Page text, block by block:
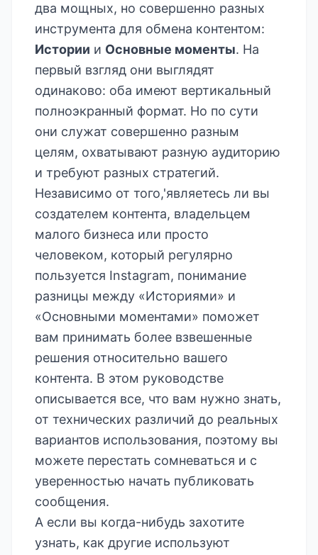
два мощных, но совершенно разных
инструмента для обмена контентом:
Истории и Основные моменты. На
первый взгляд они выглядят
одинаково: оба имеют вертикальный
полноэкранный формат. Но по сути
они служат совершенно разным
целям, охватывают разную аудиторию
и требуют разных стратегий.
Независимо от того,'являетесь ли вы
создателем контента, владельцем
малого бизнеса или просто
человеком, который регулярно
пользуется Instagram, понимание
разницы между «Историями» и
«Основными моментами» поможет
вам принимать более взвешенные
решения относительно вашего
контента. В этом руководстве
описывается все, что вам нужно знать,
от технических различий до реальных
вариантов использования, поэтому вы
можете перестать сомневаться и с
уверенностью начать публиковать
сообщения.
А если вы когда-нибудь захотите
узнать, как другие используют